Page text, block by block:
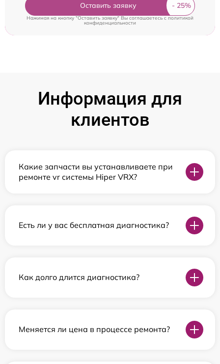
Оставить заявку
Нажимая на кнопку "Оставить заявку" Вы соглашаетесь cполитикой
конфиденциальности
Информация для
клиентов
Какие запчасти вы устанавливаете при
ремонте vr системы Hiper VRX?
Есть ли у вас бесплатная диагностика?
Как долго длится диагностика?
Меняется ли цена в процессе ремонта?